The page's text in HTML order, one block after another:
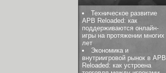
Техническое развитие
APB Reloaded: как
поддерживаются онлайн-
игры на протяжении многих
лет
Экономика и
внутриигровой рынок в APB
Reloaded: как устроена